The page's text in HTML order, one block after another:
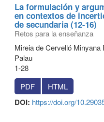
La formulación y
en contextos de
de secundaria (12-16)
Retos para la enseñanza
Mireia de Cervelló
Palau
1-28
PDF
HTML
DOI: https://doi.org/